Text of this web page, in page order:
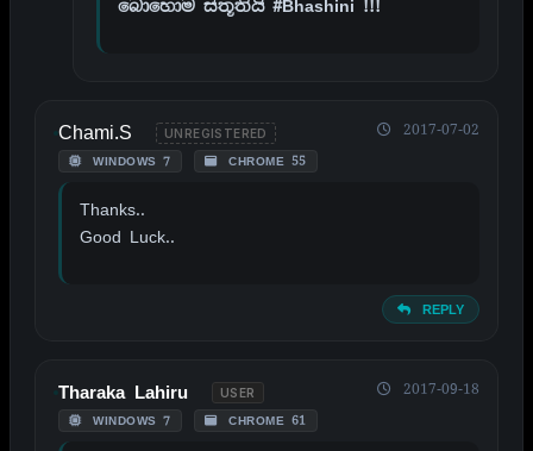
බොහොම ස්තූතියි #Bhashini !!!
Chami.S UNREGISTERED
WINDOWS 7 CHROME 55
2017-07-02
Thanks..
Good Luck..
REPLY
Tharaka Lahiru USER
WINDOWS 7 CHROME 61
2017-09-18